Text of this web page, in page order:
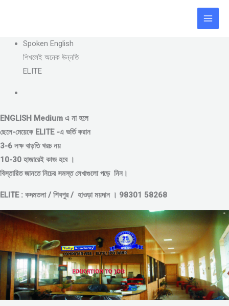
Spoken English
শিখলেই অনেক উন্নতি
ELITE
ENGLISH Medium এ না হলে
ছেলে-মেয়েকে ELITE -এ ভর্তি করান
3-6 লক্ষ বাড়তি খরচ নয়
10-30 হাজারেই কাজ হবে ।
বিস্তারিত জানতে নিচের সমস্ত লেখাগুলো পড়ে নিন।
ELITE : কদমতলা / শিবপুর / হাওড়া ময়দান । 98301 58268